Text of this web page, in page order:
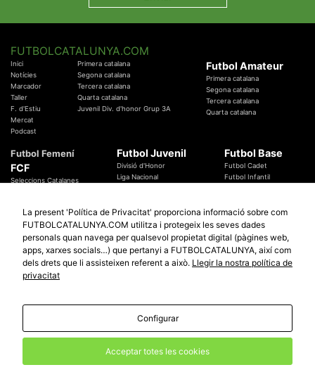
FUTBOLCATALUNYA.COM
Inici
Notícies
Marcador
Taller
F. d'Estiu
Mercat
Podcast
Primera catalana
Segona catalana
Tercera catalana
Quarta catalana
Juvenil Div. d'honor Grup 3A
Futbol Amateur
Primera catalana
Segona catalana
Tercera catalana
Quarta catalana
Futbol Femení
FCF
Seleccions Catalanes
Temes Federatius
Futbol Juvenil
Divisió d'Honor
Liga Nacional
Futbol Base
Futbol Cadet
Futbol Infantil
Futbol Catalunya
Promocions
Sortejos
Participació
Especials
Copa Catalunya Absoluta 2019
Copa del Rei 2019 - 2020
© 2010 - 2026FutbolCatalunya.com
redaccio@futbolcatalunya.com
La present 'Política de Privacitat' proporciona informació sobre com
FUTBOLCATALUNYA.COM utilitza i protegeix les seves dades
personals quan navega per qualsevol propietat digital (pàgines web,
apps, xarxes socials…) que pertanyi a FUTBOLCATALUNYA, així com
dels drets que li assisteixen referent a això. Llegir la nostra política de
privacitat
Configurar
Acceptar totes les cookies